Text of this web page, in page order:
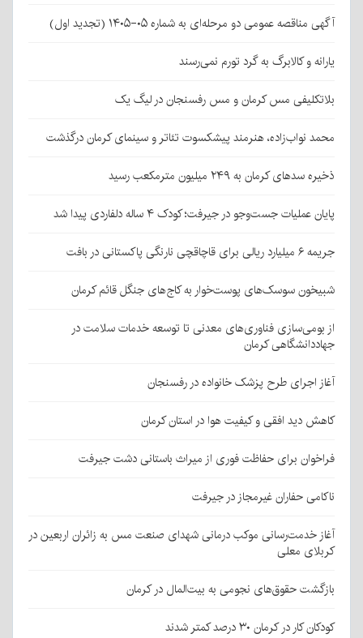
آگهی مناقصه عمومی دو مرحله‌ای به شماره ۰۵-۱۴۰۵ (تجدید اول)
یارانه و کالابرگ به گرد تورم نمی‌رسند
بلاتکلیفی مس کرمان و مس رفسنجان در لیگ یک
محمد نواب‌زاده، هنرمند پیشکسوت تئاتر و سینمای کرمان درگذشت
ذخیره سدهای کرمان به ۲۴۹ میلیون مترمکعب رسید
پایان عملیات جست‌وجو در جیرفت؛ کودک ۴ ساله دلفاردی پیدا شد
جریمه ۶ میلیارد ریالی برای قاچاقچی نارنگی پاکستانی در بافت
شبیخون سوسک‌های پوست‌خوار به کاج‌های جنگل قائم کرمان
از بومی‌سازی فناوری‌های معدنی تا توسعه خدمات سلامت در
جهاددانشگاهی کرمان
آغاز اجرای طرح پزشک خانواده در رفسنجان
کاهش دید افقی و کیفیت هوا در استان کرمان
فراخوان برای حفاظت فوری از میراث باستانی دشت جیرفت
ناکامی حفاران غیرمجاز در جیرفت
آغاز خدمت‌رسانی موکب درمانی شهدای صنعت مس به زائران اربعین در
کربلای معلی
بازگشت حقوق‌های نجومی به بیت‌المال در کرمان
کودکان کار در کرمان ۳۰ درصد کمتر شدند